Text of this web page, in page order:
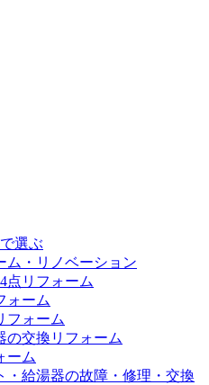
選ぶ
ム・リノベーション
点リフォーム
ォーム
フォーム
の交換リフォーム
ーム
・給湯器の故障・修理・交換